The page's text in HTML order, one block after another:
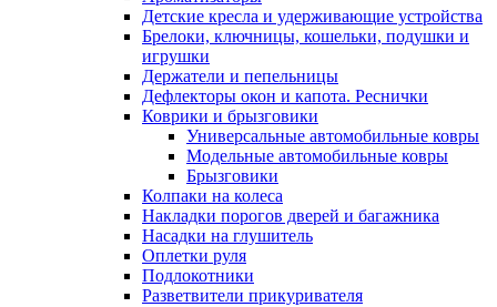
Детские кресла и удерживающие устройства
Брелоки, ключницы, кошельки, подушки и
игрушки
Держатели и пепельницы
Дефлекторы окон и капота. Реснички
Коврики и брызговики
Универсальные автомобильные ковры
Модельные автомобильные ковры
Брызговики
Колпаки на колеса
Накладки порогов дверей и багажника
Насадки на глушитель
Оплетки руля
Подлокотники
Разветвители прикуривателя